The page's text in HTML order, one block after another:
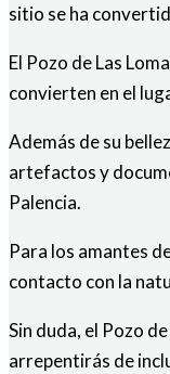
sitio se ha
El Pozo de Las
convierten en el
Además de su
artefactos y
Palencia.
Para los amantes
contacto con la
Sin duda, el Pozo
arrepentirás de